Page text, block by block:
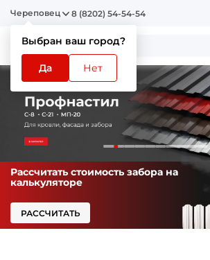
Череповец
Выбран ваш город?
Да Нет
8 (8202) 54-54-54
Рассчитать стоимость забора на
калькуляторе
РАССЧИТАТЬ